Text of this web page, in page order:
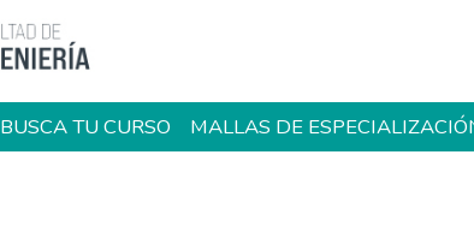
BUSCA TU CURSO MALLAS DE